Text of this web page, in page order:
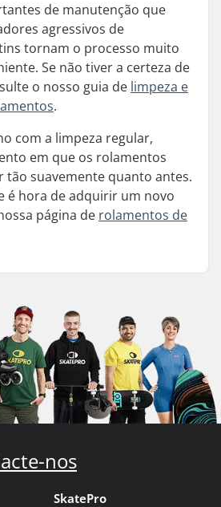
de manutenção que
agressivos de
tornam o processo muito
Se não tiver a certeza de
o nosso guia de limpeza e
.
com a limpeza regular,
em que os rolamentos
tão suavemente quanto antes.
é hora de adquirir um novo
página de rolamentos de
nos
SkatePro